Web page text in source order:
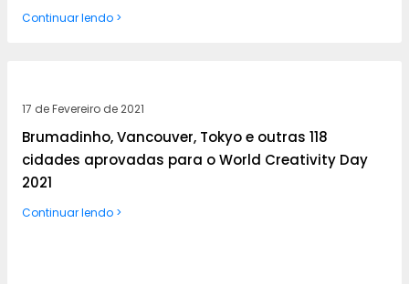
Continuar lendo >
17 de Fevereiro de 2021
Brumadinho, Vancouver, Tokyo e outras 118
cidades aprovadas para o World Creativity Day
2021
Continuar lendo >